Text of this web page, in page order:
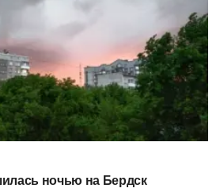
ночью на Бердск